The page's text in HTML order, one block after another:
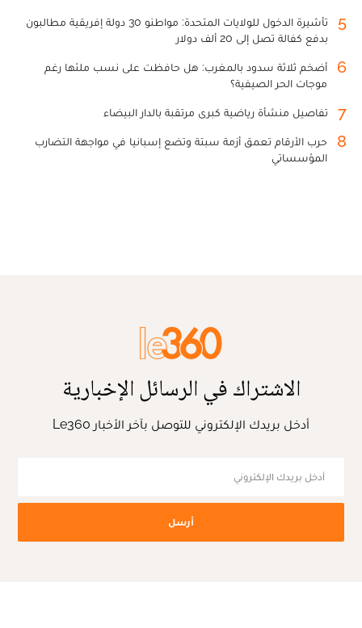
5
تأشيرة الدخول للولايات المتحدة: مواطنو 30 دولة إفريقية مطالبون
بدفع كفالة تصل إلى 20 ألف دولار
6
أضخم ثلاثة سدود بالمغرب: هل حافظت على نسب ملئها رغم
موجات الحر الصيفية؟
7 تفاصيل منشأة رياضية كبرى مرتقبة بالدار البيضاء
8
حرب الأرقام تعمق أزمة سبتة وتضع إسبانيا في مواجهة التضارب
المؤسساتي
الاشتراك في الرسائل الإخبارية
أدخل بريدك الإلكتروني للتوصل بآخر الأخبار Le360
أرسل